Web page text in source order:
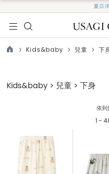
夏日
Kids&baby 兒童 下
Kids&baby > 兒童 > 下身
依到
1 -